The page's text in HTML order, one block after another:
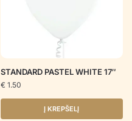
STANDARD PASTEL WHITE 17″
€ 1.50
Į KREPŠELĮ